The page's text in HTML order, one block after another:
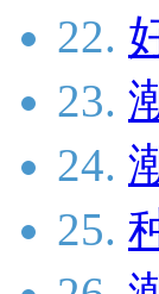
22.
23.
24.
25.